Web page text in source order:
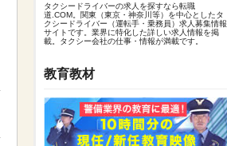
タクシードライバーの求人を探すなら転職
道.COM。関東（東京・神奈川等）を中心としたタ
クシードライバー（運転手・乗務員）求人募集情報
サイトです。業界に特化した詳しい求人情報を掲
載。タクシー会社の仕事・情報が満載です。
教育教材